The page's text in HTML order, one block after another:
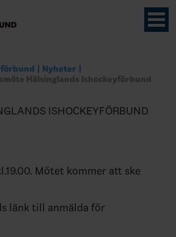
Nyheter
Hälsinglands Ishockeyförbund
ISHOCKEYFÖRBUND
Mötet kommer att ske
länk till anmälda för